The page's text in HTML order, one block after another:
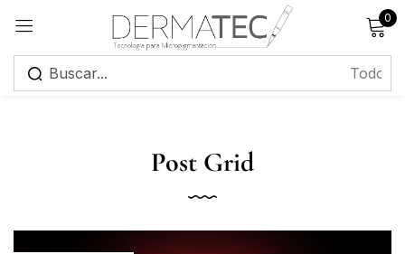
0
Post Grid
Registrarse